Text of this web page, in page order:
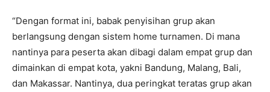
“Dengan format ini, babak penyisihan grup akan
berlangsung dengan sistem home turnamen. Di mana
nantinya para peserta akan dibagi dalam empat grup dan
dimainkan di empat kota, yakni Bandung, Malang, Bali,
dan Makassar. Nantinya, dua peringkat teratas grup akan